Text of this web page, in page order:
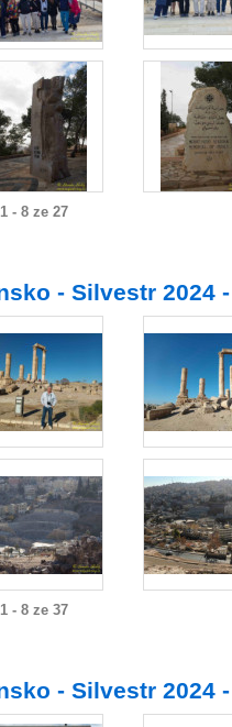
1 - 8 ze 27
- Silvestr 2024
1 - 8 ze 37
- Silvestr 2024